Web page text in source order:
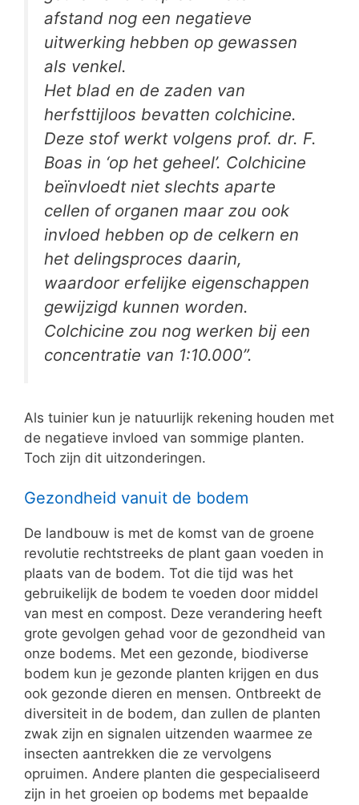
afstand nog een negatieve
uitwerking hebben op gewassen
als venkel.
Het blad en de zaden van
herfsttijloos bevatten colchicine.
Deze stof werkt volgens prof. dr. F.
Boas in ‘op het geheel’. Colchicine
beïnvloedt niet slechts aparte
cellen of organen maar zou ook
invloed hebben op de celkern en
het delingsproces daarin,
waardoor erfelijke eigenschappen
gewijzigd kunnen worden.
Colchicine zou nog werken bij een
concentratie van 1:10.000”.
Als tuinier kun je natuurlijk rekening houden met
de negatieve invloed van sommige planten.
Toch zijn dit uitzonderingen.
Gezondheid vanuit de bodem
De landbouw is met de komst van de groene
revolutie rechtstreeks de plant gaan voeden in
plaats van de bodem. Tot die tijd was het
gebruikelijk de bodem te voeden door middel
van mest en compost. Deze verandering heeft
grote gevolgen gehad voor de gezondheid van
onze bodems. Met een gezonde, biodiverse
bodem kun je gezonde planten krijgen en dus
ook gezonde dieren en mensen. Ontbreekt de
diversiteit in de bodem, dan zullen de planten
zwak zijn en signalen uitzenden waarmee ze
insecten aantrekken die ze vervolgens
opruimen. Andere planten die gespecialiseerd
zijn in het groeien op bodems met bepaalde